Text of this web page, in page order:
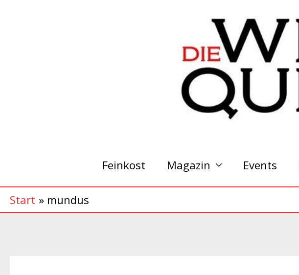
Feinkost Magazin Events
Start mundus